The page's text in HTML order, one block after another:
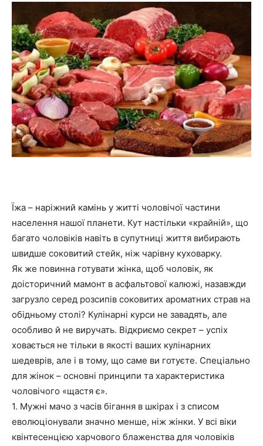
Їжа – наріжний камінь у житті чоловічої частини
населення нашої планети. Кут настільки «крайній», що
багато чоловіків навіть в супутниці життя вибирають
швидше соковитий стейк, ніж чарівну куховарку.
Як же повинна готувати жінка, щоб чоловік, як
доісторичний мамонт в асфальтової калюжі, назавжди
загрузло серед розсипів соковитих ароматних страв на
обідньому столі? Кулінарні курси не завадять, але
особливо й не виручать. Відкриємо секрет – успіх
ховається не тільки в якості ваших кулінарних
шедеврів, але і в тому, що саме ви готуєте. Спеціально
для жінок – основні принципи та характеристика
чоловічого «щастя є».
1. Мужні мачо з часів бігання в шкірах і з списом
еволюціонували значно менше, ніж жінки. У всі віки
квінтесенцією харчового блаженства для чоловіків